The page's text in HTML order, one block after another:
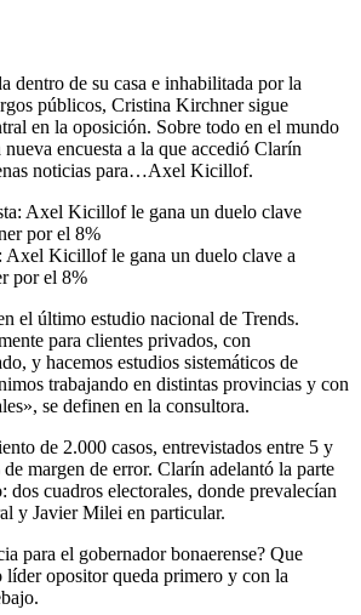
dentro de su casa e inhabilitada por la
públicos, Cristina Kirchner sigue
en la oposición. Sobre todo en el mundo
encuesta a la que accedió Clarín
noticias para…Axel Kicillof.
Axel Kicillof le gana un duelo clave a
por el 8%
el último estudio nacional de Trends.
para clientes privados, con
y hacemos estudios sistemáticos de
trabajando en distintas provincias y con
se definen en la consultora.
de 2.000 casos, entrevistados entre 5 y
margen de error. Clarín adelantó la parte
dos cuadros electorales, donde prevalecían
y Javier Milei en particular.
para el gobernador bonaerense? Que
opositor queda primero y con la